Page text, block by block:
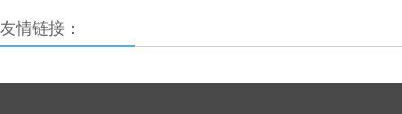
友情链接：